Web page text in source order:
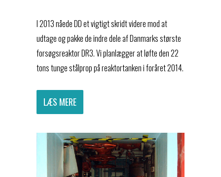
I 2013 nåede DD et vigtigt skridt videre mod at
udtage og pakke de indre dele af Danmarks største
forsøgsreaktor DR3. Vi planlægger at løfte den 22
tons tunge stålprop på reaktortanken i foråret 2014.
LÆS MERE